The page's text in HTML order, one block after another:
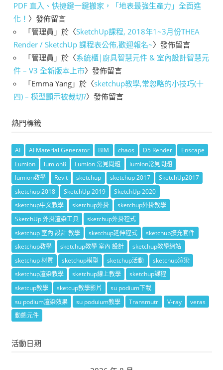
PDF 直入、快捷鍵一鍵搬家，「地表最強生產力」全面進
化！ 〉發佈留言
「管理員 」於〈SketchUp課程, 2018年1~3月份THEA
Render / SketchUp 課程表公佈,歡迎報名~〉發佈留言
「管理員 」於〈系統櫃|廚具智慧元件 & 室內設計智慧元
件 – V3 全新版本上市〉發佈留言
「Emma Yang 」於〈sketchup教學,常忽略的小技巧(十
四) – 模型顯示被裁切?〉發佈留言
熱門標籤
AI AI Material Generator BIM chaos D5 Render
Enscape
Lumion
lumion8 Lumion 常見問題
lumion常見問題
lumion教學
Revit sketchup sketchup 2017
SketchUp2017
sketchup 2018
SketchUp 2019
SketchUp 2020
sketchup中文教學
sketchup外掛
sketchup外掛教學
SketchUp 外掛渲染工具
sketchup外掛程式
sketchup 室內 設計 教學
sketchup延伸程式
sketchup擴充套件
sketchup教學
sketchup教學 室內 設計
sketchup教學網站
sketchup 材質
sketchup模型 sketchup活動
sketchup渲染
sketchup渲染教學
sketchup線上教學
sketchup課程
sketcup教學
sketcup教學影片
su podium下載
su podium渲染效果
su poduium教學 Transmutr V-ray
veras
動態元件
活動日期